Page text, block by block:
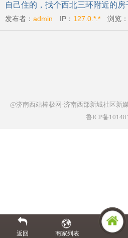
自己住的，找个西北三环附近的房
发布者： admin IP： 127.0.*.* 浏览：
@济南西站棒极网-济南西部新城社区新
鲁ICP备
返回 商家列表